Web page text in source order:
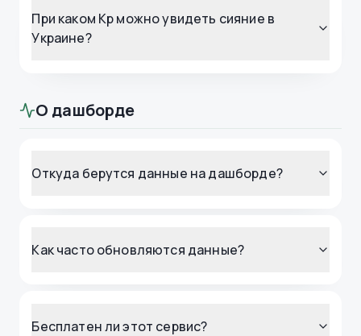
При каком Kp можно увидеть сияние в
Украине?
О дашборде
Откуда берутся данные на дашборде?
Как часто обновляются данные?
Бесплатен ли этот сервис?